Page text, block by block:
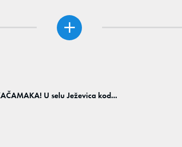
U selu Ježevica kod...